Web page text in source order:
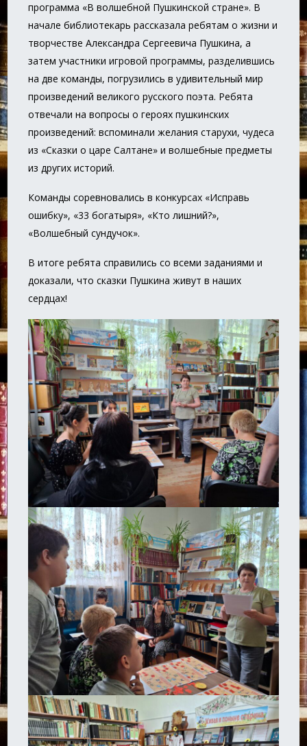
программа «В волшебной Пушкинской стране». В
начале библиотекарь рассказала ребятам о жизни и
творчестве Александра Сергеевича Пушкина, а
затем участники игровой программы, разделившись
на две команды, погрузились в удивительный мир
произведений великого русского поэта. Ребята
отвечали на вопросы о героях пушкинских
произведений: вспоминали желания старухи, чудеса
из «Сказки о царе Салтане» и волшебные предметы
из других историй.
Команды соревновались в конкурсах «Исправь
ошибку», «33 богатыря», «Кто лишний?»,
«Волшебный сундучок».
В итоге ребята справились со всеми заданиями и
доказали, что сказки Пушкина живут в наших
сердцах!